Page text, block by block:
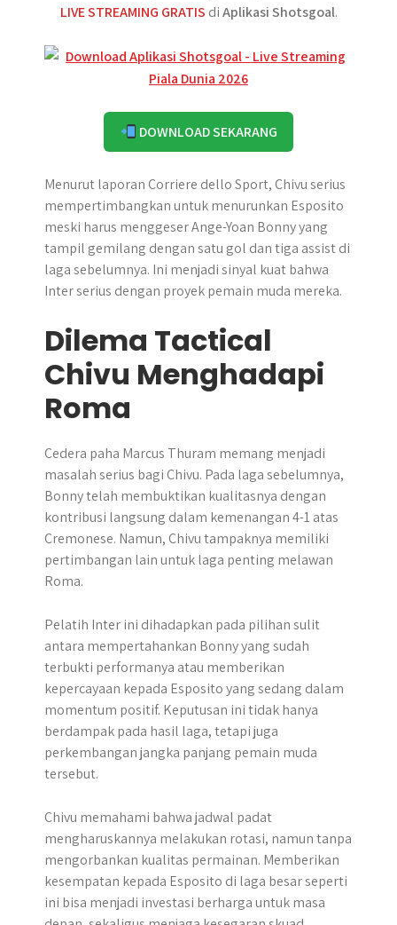
LIVE STREAMING GRATIS diAplikasi Shotsgoal.
DOWNLOAD SEKARANG
Menurut laporan Corriere dello Sport, Chivu serius
mempertimbangkan untuk menurunkan Esposito
meski harus menggeser Ange-Yoan Bonny yang
tampil gemilang dengan satu gol dan tiga assist di
laga sebelumnya. Ini menjadi sinyal kuat bahwa
Inter serius dengan proyek pemain muda mereka.
Dilema Tactical
Chivu Menghadapi
Roma
Cedera paha Marcus Thuram memang menjadi
masalah serius bagi Chivu. Pada laga sebelumnya,
Bonny telah membuktikan kualitasnya dengan
kontribusi langsung dalam kemenangan 4-1 atas
Cremonese. Namun, Chivu tampaknya memiliki
pertimbangan lain untuk laga penting melawan
Roma.
Pelatih Inter ini dihadapkan pada pilihan sulit
antara mempertahankan Bonny yang sudah
terbukti performanya atau memberikan
kepercayaan kepada Esposito yang sedang dalam
momentum positif. Keputusan ini tidak hanya
berdampak pada hasil laga, tetapi juga
perkembangan jangka panjang pemain muda
tersebut.
Chivu memahami bahwa jadwal padat
mengharuskannya melakukan rotasi, namun tanpa
mengorbankan kualitas permainan. Memberikan
kesempatan kepada Esposito di laga besar seperti
ini bisa menjadi investasi berharga untuk masa